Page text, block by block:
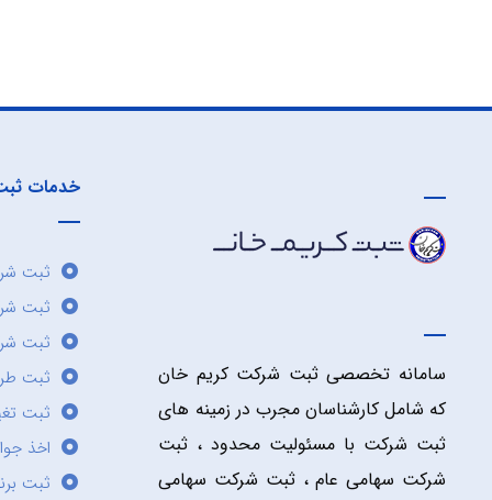
سامانه تخصصی ثبت شرکت کریم خان
که شامل کارشناسان مجرب در زمینه های
ثبت شرکت با مسئولیت محدود ، ثبت
شرکت سهامی عام ، ثبت شرکت سهامی
خدمات
ثبت
ثبت
ثبت
ثبت
ثبت
اخذ
ثبت